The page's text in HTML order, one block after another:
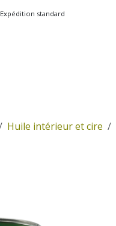
Expédition standard
Huile intérieur et cire